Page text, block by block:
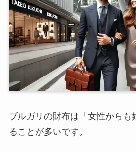
ブルガリの財布は「女性からも
ることが多いです。